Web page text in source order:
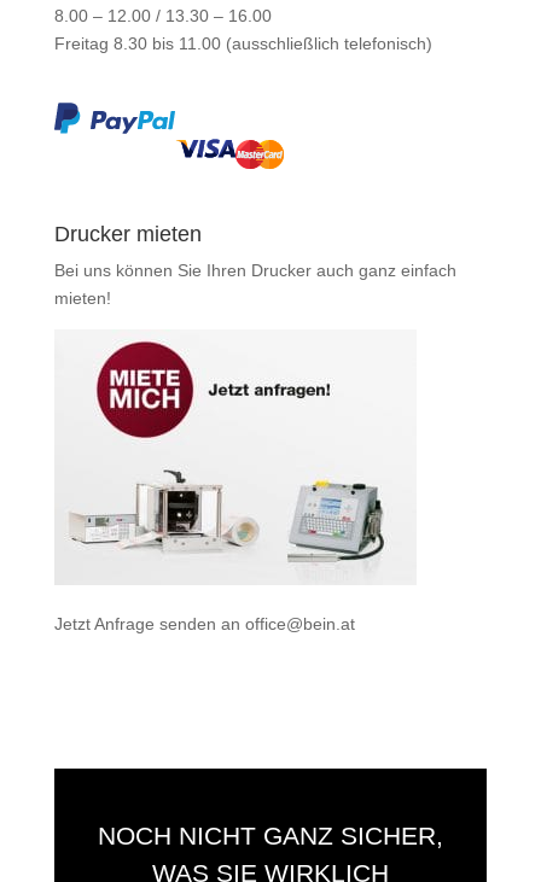
8.00 – 12.00 / 13.30 – 16.00
Freitag 8.30 bis 11.00 (ausschließlich telefonisch)
Drucker mieten
Bei uns können Sie Ihren Drucker auch ganz einfach
mieten!
Jetzt Anfrage senden an office@bein.at
NOCH NICHT GANZ SICHER,
WAS SIE WIRKLICH